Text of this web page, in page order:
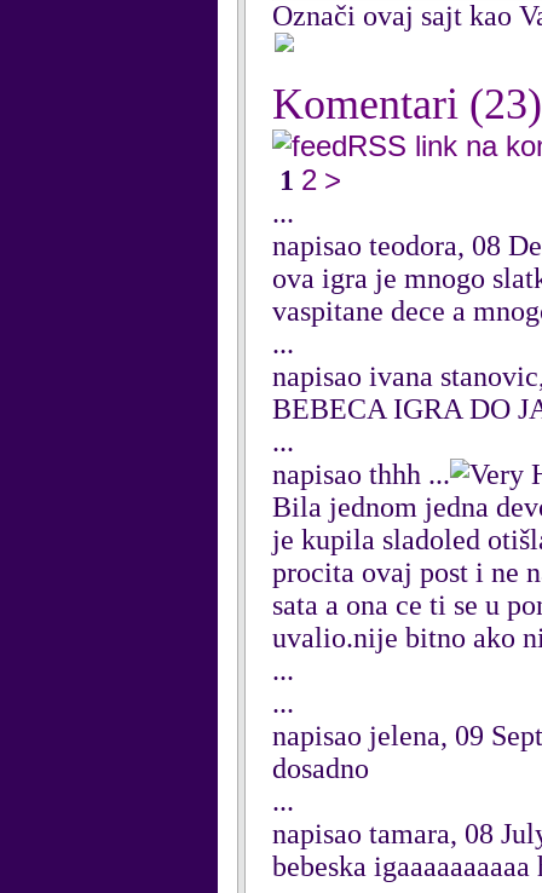
Označi ovaj sajt kao
Komentari (23)
RSS link na
1 2 >
...
napisao teodora, 08
ova igra je mnogo
vaspitane dece a
...
napisao ivana
BEBECA IGRA DO
...
napisao thhh ...
Bila jednom jedna
je kupila sladoled
procita ovaj post i ne
sata a ona ce ti se u
uvalio.nije bitno ako
...
...
napisao jelena, 09
dosadno
...
napisao tamara, 08
bebeska igaaaaaaaaaa